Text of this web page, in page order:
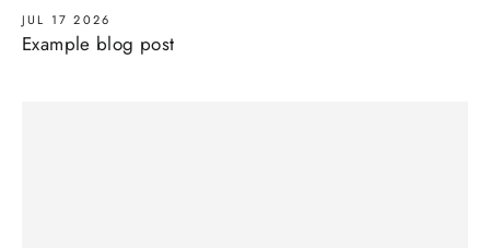
JUL 17 2026
Example blog post